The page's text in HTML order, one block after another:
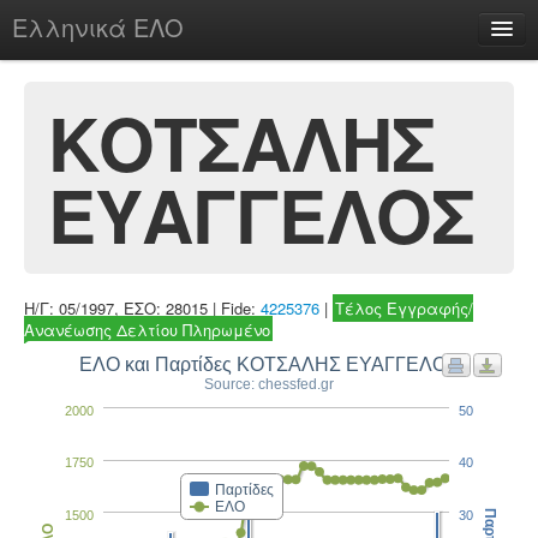
Ελληνικά ΕΛΟ
chesstu.be @ discord
Login
ΚΟΤΣΑΛΗΣ
ΕΥΑΓΓΕΛΟΣ
Η/Γ: 05/1997, ΕΣΟ: 28015 | Fide: 4225376 | Τέλος Εγγραφής/
Ανανέωσης Δελτίου Πληρωμένο
ΕΛΟ και Παρτίδες ΚΟΤΣΑΛΗΣ ΕΥΑΓΓΕΛΟΣ
Source: chessfed.gr
Παρτίδες
ΕΛΟ
1500
1750
2000
30
40
50